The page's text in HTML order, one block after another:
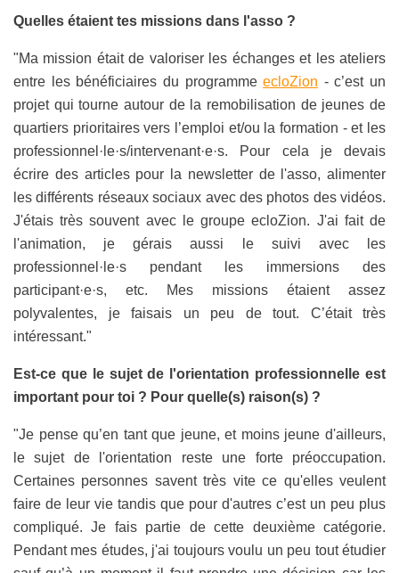
Quelles étaient tes missions dans l'asso ?
"Ma mission était de valoriser les échanges et les ateliers
entre les bénéficiaires du programmeecloZion - c’est un
projet qui tourne autour de la remobilisation de jeunes de
quartiers prioritaires vers l’emploi et/ou la formation - et les
professionnel·le·s/intervenant·e·s. Pour cela je devais
écrire des articles pour la newsletter de l'asso, alimenter
les différents réseaux sociaux avec des photos des vidéos.
J'étais très souvent avec le groupe ecloZion. J'ai fait de
l'animation, je gérais aussi le suivi avec les
professionnel·le·s pendant les immersions des
participant·e·s, etc. Mes missions étaient assez
polyvalentes, je faisais un peu de tout. C’était très
intéressant."
Est-ce que le sujet de l'orientation professionnelle est
important pour toi ? Pour quelle(s) raison(s) ?
"Je pense qu’en tant que jeune, et moins jeune d'ailleurs,
le sujet de l'orientation reste une forte préoccupation.
Certaines personnes savent très vite ce qu'elles veulent
faire de leur vie tandis que pour d'autres c’est un peu plus
compliqué. Je fais partie de cette deuxième catégorie.
Pendant mes études, j'ai toujours voulu un peu tout étudier